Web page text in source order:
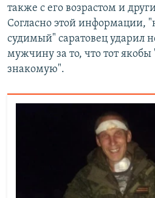
также с его возрастом и
Согласно этой информации,
судимый" саратовец ударил
мужчину за то, что тот якобы
знакомую".